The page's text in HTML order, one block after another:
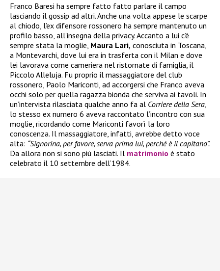
Franco Baresi ha sempre fatto fatto parlare il campo
lasciando il gossip ad altri. Anche una volta appese le scarpe
al chiodo, l’ex difensore rossonero ha sempre mantenuto un
profilo basso, all’insegna della privacy. Accanto a lui c’è
sempre stata la moglie, Maura Lari, conosciuta in Toscana,
a Montevarchi, dove lui era in trasferta con il Milan e dove
lei lavorava come cameriera nel ristornate di famiglia, il
Piccolo Alleluja. Fu proprio il massaggiatore del club
rossonero, Paolo Mariconti, ad accorgersi che Franco aveva
occhi solo per quella ragazza bionda che serviva ai tavoli. In
un’intervista rilasciata qualche anno fa al Corriere della Sera
lo stesso ex numero 6 aveva raccontato l’incontro con sua
moglie, ricordando come Mariconti favorì la loro
conoscenza. Il massaggiatore, infatti, avrebbe detto voce
alta: “Signorina, per favore, serva prima lui, perché è il capitano”.
Da allora non si sono più lasciati. Il matrimonio è stato
celebrato il 10 settembre dell’1984.